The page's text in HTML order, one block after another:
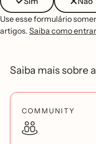
Use esse formulário
artigos. Saiba como
Saiba mais sobre
COMMUNITY